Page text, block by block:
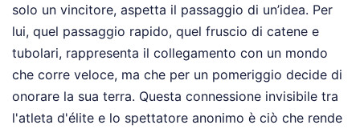
solo un vincitore, aspetta il passaggio di un’idea. Per
lui, quel passaggio rapido, quel fruscio di catene e
tubolari, rappresenta il collegamento con un mondo
che corre veloce, ma che per un pomeriggio decide di
onorare la sua terra. Questa connessione invisibile tra
l'atleta d'élite e lo spettatore anonimo è ciò che rende